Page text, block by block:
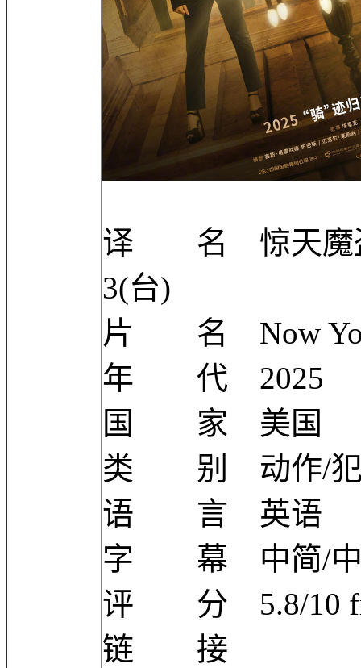
译 名 惊天魔盗
3(台)
片 名 Now You
年 代 2025
国 家 美国
类 别 动作/犯
语 言 英语
字 幕 中简/中
评 分 5.8/10
链 接